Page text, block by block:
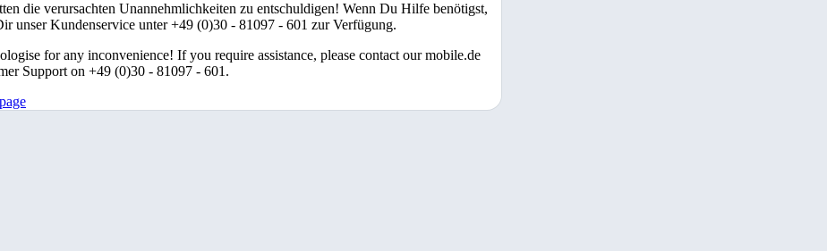
die verursachten Unannehmlichkeiten zu entschuldigen! Wenn Du Hilfe benötigst,
unser Kundenservice unter +49 (0)30 - 81097 - 601 zur Verfügung.
for any inconvenience! If you require assistance, please contact our mobile.de
Support on +49 (0)30 - 81097 - 601.